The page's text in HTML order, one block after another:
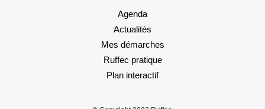
Agenda
Actualités
Mes démarches
Ruffec pratique
Plan interactif